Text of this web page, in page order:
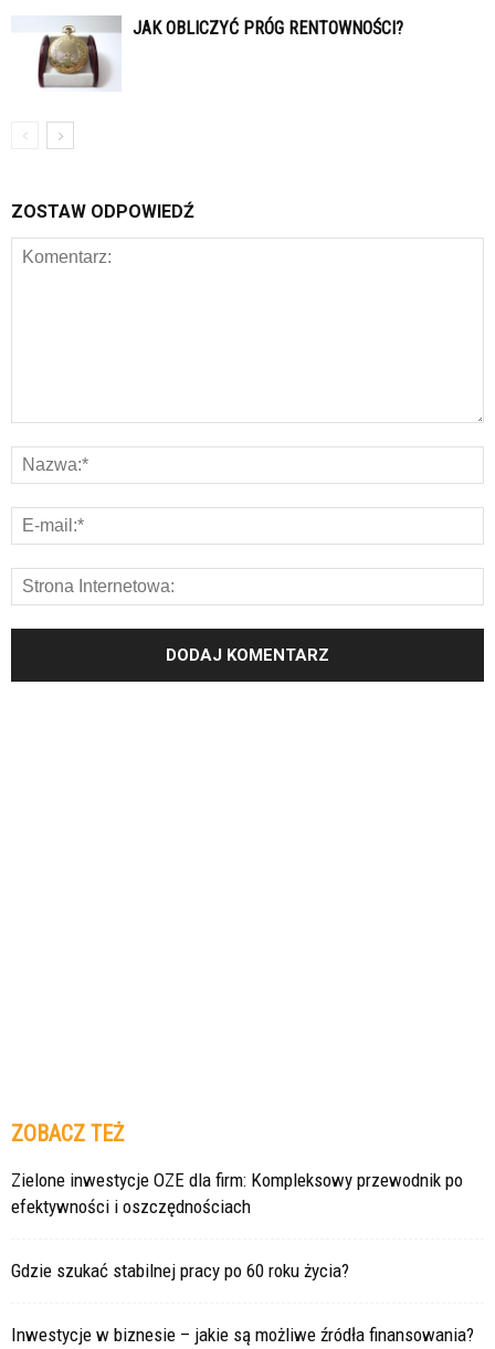
JAK OBLICZYĆ PRÓG RENTOWNOŚCI?
ZOSTAW ODPOWIEDŹ
ZOBACZ TEŻ
Zielone inwestycje OZE dla firm: Kompleksowy przewodnik po
efektywności i oszczędnościach
Gdzie szukać stabilnej pracy po 60 roku życia?
Inwestycje w biznesie – jakie są możliwe źródła finansowania?